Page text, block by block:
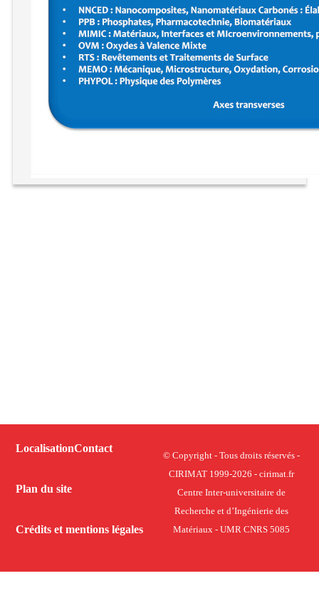
LocalisationContact
Plan du site
Crédits et mentions légales
© Copyright - Tous droits réservés -
CIRIMAT 1999-2026 - cirimat.fr
Centre Inter-universitaire de
Recherche et d’Ingénierie des
Matériaux - UMR CNRS 5085